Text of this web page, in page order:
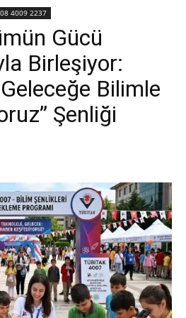
4009 2237
Gücü
Birleşiyor:
Bilimle
Şenliği